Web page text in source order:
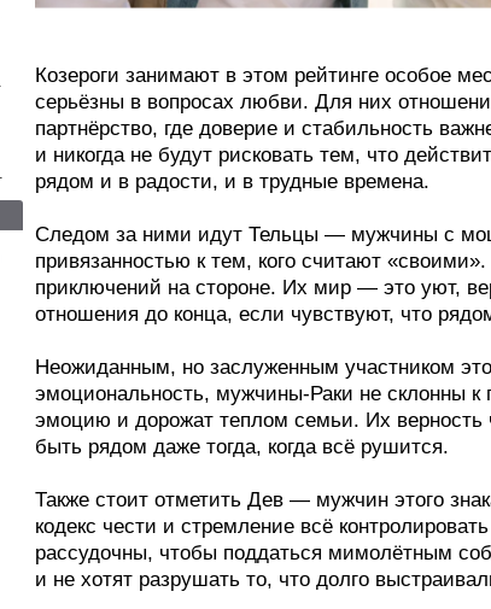
Козероги занимают в этом рейтинге особое
серьёзны в вопросах любви. Для них
партнёрство, где доверие и стабильность
и никогда не будут рисковать тем, что
рядом и в радости, и в трудные времена.
Следом за ними идут Тельцы — мужчины с
привязанностью к тем, кого считают
приключений на стороне. Их мир — это уют,
отношения до конца, если чувствуют, что
Неожиданным, но заслуженным участником
эмоциональность, мужчины-Раки не склонны к
эмоцию и дорожат теплом семьи. Их верность
быть рядом даже тогда, когда всё рушится.
Также стоит отметить Дев — мужчин этого
кодекс чести и стремление всё
рассудочны, чтобы поддаться мимолётным
и не хотят разрушать то, что долго